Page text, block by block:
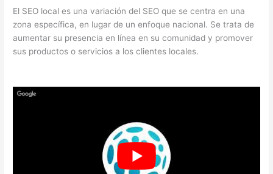
El SEO local es una variación del SEO que se centra en una
zona específica, en lugar de un enfoque nacional. Se trata de
aumentar su presencia en línea en su comunidad y promover
sus productos o servicios a los clientes locales.